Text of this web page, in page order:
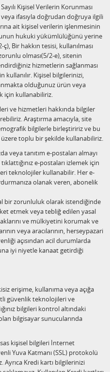
Kişisel Verilerin Korunması
ifasıyla doğrudan doğruya ilgili
ait kişisel verilerin işlenmesinin
hukuki yükümlülüğünü yerine
Bir hakkın tesisi, kullanılması
olması(5/2-e), sitenin
hizmetlerin sağlanması
kullanılır. Kişisel bilgilerinizi,
olduğunuz ürün veya
için kullanabiliriz.
ve hizmetleri hakkında bilgiler
Araştırma amacıyla, site
bilgilerle birleştiririz ve bu
toplu bir şekilde kullanabiliriz.
veya tanıtım e-postaları almayı
e-postaları izlemek için
teknolojiler kullanabilir. Her e-
olanak veren, abonelik
bir zorunluluk olarak istendiğinde
etmek veya tebliğ edilen yasal
ve mülkiyetini korumak ve
veya aracılarının, herseypazari
açısından acil durumlarda
iyi niyetle kanaat getirdiği
erişime, kullanıma veya açığa
güvenlik teknolojileri ve
bilgileri kontrol altındaki
bilgisayar sunucularında
kişisel bilgileri İnternet
Yuva Katmanı (SSL) protokolü
Kredi kartı bilgilerinizi